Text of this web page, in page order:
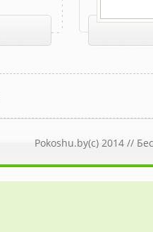
Pokoshu.by(c) 2014 //